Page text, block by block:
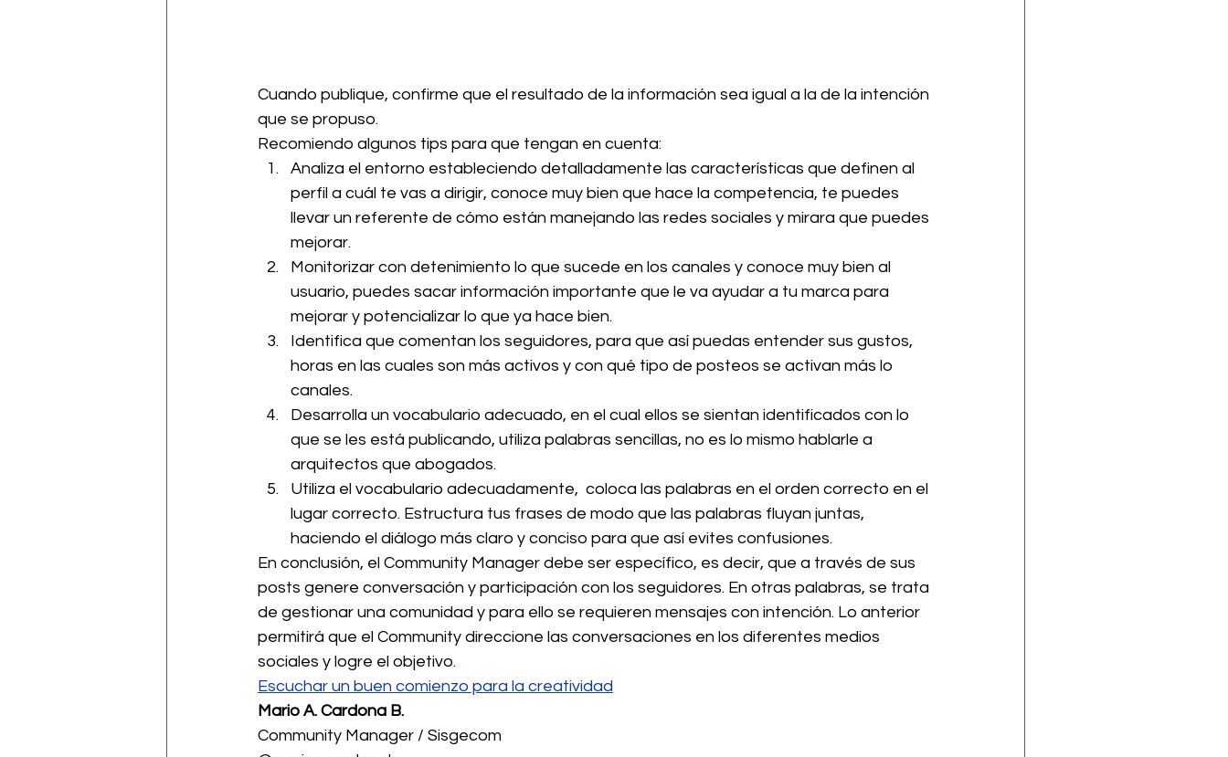
Cuando publique, confirme que el resultado de la información sea igual a la de la intención
que se propuso.
Recomiendo algunos tips para que tengan en cuenta:
Analiza el entorno estableciendo detalladamente las características que definen al
perfil a cuál te vas a dirigir, conoce muy bien que hace la competencia, te puedes
llevar un referente de cómo están manejando las redes sociales y mirara que puedes
mejorar.
Monitorizar con detenimiento lo que sucede en los canales y conoce muy bien al
usuario, puedes sacar información importante que le va ayudar a tu marca para
mejorar y potencializar lo que ya hace bien.
Identifica que comentan los seguidores, para que así puedas entender sus gustos,
horas en las cuales son más activos y con qué tipo de posteos se activan más lo
canales.
Desarrolla un vocabulario adecuado, en el cual ellos se sientan identificados con lo
que se les está publicando, utiliza palabras sencillas, no es lo mismo hablarle a
arquitectos que abogados.
Utiliza el vocabulario adecuadamente,  coloca las palabras en el orden correcto en el
lugar correcto. Estructura tus frases de modo que las palabras fluyan juntas,
haciendo el diálogo más claro y conciso para que así evites confusiones.
En conclusión, el Community Manager debe ser específico, es decir, que a través de sus
posts genere conversación y participación con los seguidores. En otras palabras, se trata
de gestionar una comunidad y para ello se requieren mensajes con intención. Lo anterior
permitirá que el Community direccione las conversaciones en los diferentes medios
sociales y logre el objetivo.
Escuchar un buen comienzo para la creatividad
Mario A. Cardona B.
Community Manager / Sisgecom